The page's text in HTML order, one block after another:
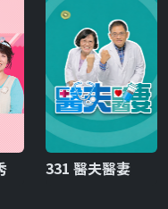
331 醫夫醫妻